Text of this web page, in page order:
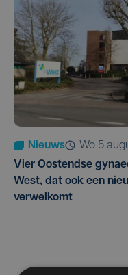
Nieuws
wo 5
Vier Oostendse
West, dat ook een
verwelkomt